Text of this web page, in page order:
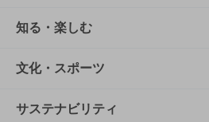
商品TOP
商品一覧
商品発売情報
知る・楽しむ
知る・楽しむTOP
キャンペーン
文化・スポーツ
文化・スポーツTOP
サステナビリティ